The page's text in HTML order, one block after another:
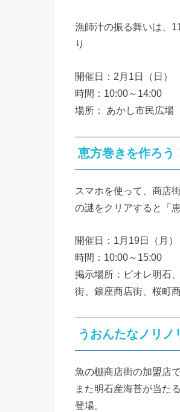
漁師汁の振る舞いは、
り
開催日：2月1日（日）
時間：10:00～14:00
場所： あかし市民広場
恵方巻きを作ろう
スマホを使って、商店
の謎をクリアすると「
開催日：1月19日（月）
時間：10:00～15:00
掲示場所：ピオレ明石
街、銀座商店街、桜町
うおんたなノリノ
魚の棚商店街の加盟店
また明石産海苔が当た
登場。